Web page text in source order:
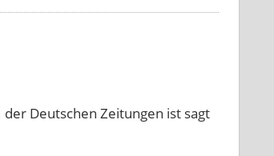
Deutschen Zeitungen ist sagt